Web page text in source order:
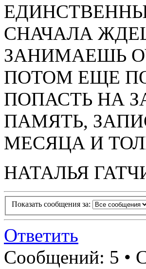
СНАЧАЛА
ЗАНИМАЕШЬ
ПОТОМ ЕЩЕ
ПОПАСТЬ НА
ПАМЯТЬ,
МЕСЯЦА И
НАТАЛЬЯ
Показать сообщения за:
Ответить
Сообщений: 5 •